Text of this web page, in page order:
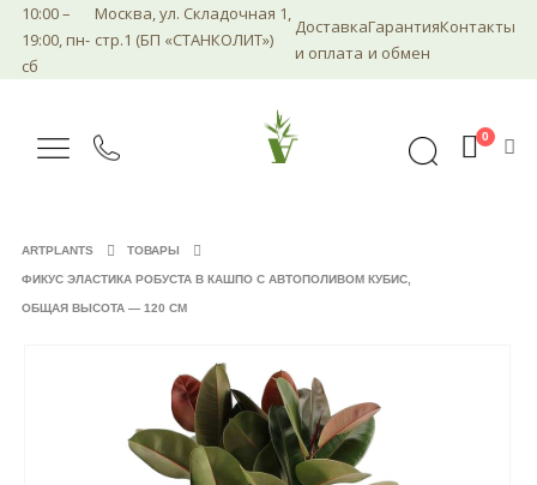
10:00 –
19:00, пн-
сб
Москва, ул. Складочная 1,
стр.1 (БП «СТАНКОЛИТ»)
Доставка
и оплата
Гарантия
и обмен
Контакты
0
ARTPLANTS ТОВАРЫ
ФИКУС ЭЛАСТИКА РОБУСТА В КАШПО С АВТОПОЛИВОМ КУБИС,
ОБЩАЯ ВЫСОТА — 120 СМ